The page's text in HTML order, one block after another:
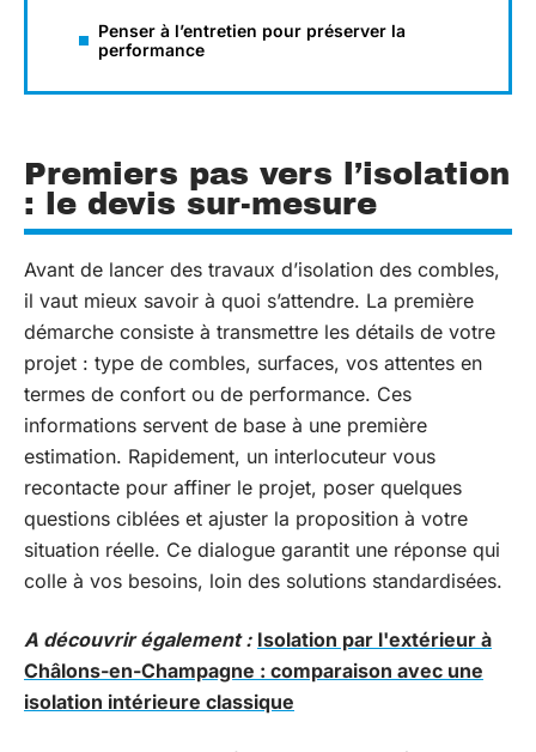
Penser à l’entretien pour préserver la
performance
Premiers pas vers l’isolation
: le devis sur-mesure
Avant de lancer des travaux d’isolation des combles,
il vaut mieux savoir à quoi s’attendre. La première
démarche consiste à transmettre les détails de votre
projet : type de combles, surfaces, vos attentes en
termes de confort ou de performance. Ces
informations servent de base à une première
estimation. Rapidement, un interlocuteur vous
recontacte pour affiner le projet, poser quelques
questions ciblées et ajuster la proposition à votre
situation réelle. Ce dialogue garantit une réponse qui
colle à vos besoins, loin des solutions standardisées.
A découvrir également : Isolation par l'extérieur à
Châlons-en-Champagne : comparaison avec une
isolation intérieure classique